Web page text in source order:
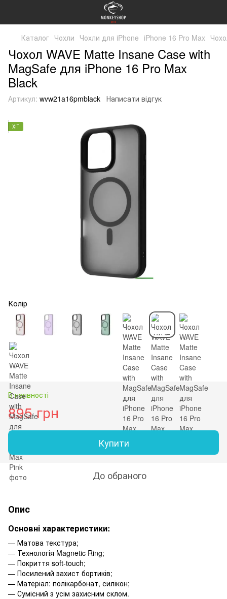
Каталог Чохли Чохли для iPhone iPhone 16 Pro Max
Чохол WAVE Matte Insane Case with
MagSafe для iPhone 16 Pro Max
Black
Артикул: wvw21a16pmblack Написати відгук
ХІТ
Колір
В наявності
895 грн
Купити
До обраного
Опис
Основні характеристики:
— Матова текстура;
— Технологія Magnetic Ring;
— Покриття soft-touch;
— Посилений захист бортиків;
— Матеріал: полікарбонат, силікон;
— Сумісний з усім захисним склом.